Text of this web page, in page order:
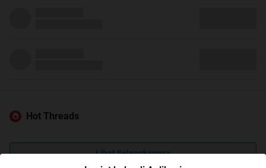
Hot Threads
Lihat Selengkapnya